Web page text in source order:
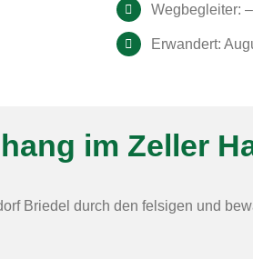
Wegbegleiter: –
Erwandert:
im Zeller
Briedel durch den felsigen und